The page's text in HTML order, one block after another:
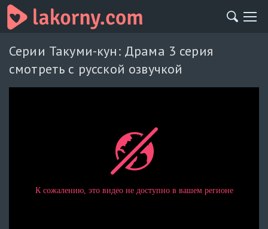
Серии Такуми-кун: Драма 3 серия
смотреть с русской озвучкой